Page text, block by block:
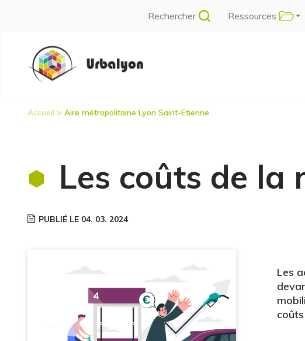
Rechercher Ressources
Navigation
principale
Accueil Aire métropolitaine Lyon Saint-Etienne
Les coûts de la
PUBLIÉ LE 04. 03. 2024
Les